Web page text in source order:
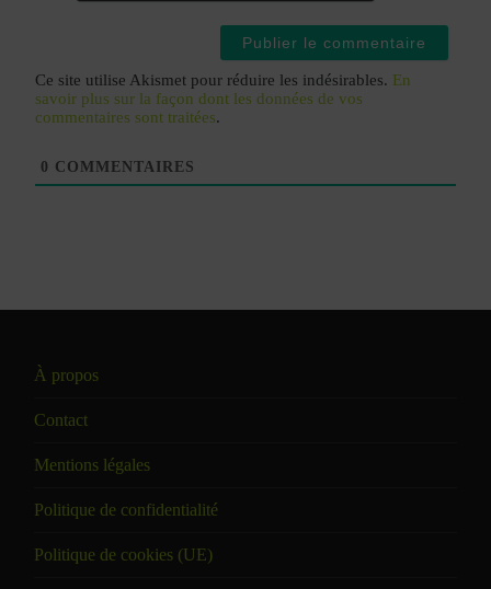
Ce site utilise Akismet pour réduire les indésirables. En
savoir plus sur la façon dont les données de vos
commentaires sont traitées.
0 COMMENTAIRES
À propos
Contact
Mentions légales
Politique de confidentialité
Politique de cookies (UE)